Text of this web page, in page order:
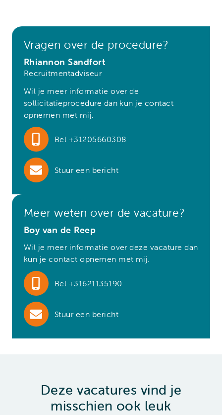
Vragen over de procedure?
Rhiannon Sandfort
Recruitmentadviseur
Wil je meer informatie over de
sollicitatieprocedure dan kun je contact
opnemen met mij.
Bel +31205660308
Stuur een bericht
Meer weten over de vacature?
Boy van de Reep
Wil je meer informatie over deze vacature dan
kun je contact opnemen met mij.
Bel +31621135190
Stuur een bericht
Deze vacatures vind je
misschien ook leuk